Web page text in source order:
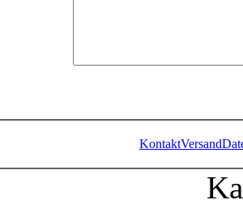
KontaktVersand